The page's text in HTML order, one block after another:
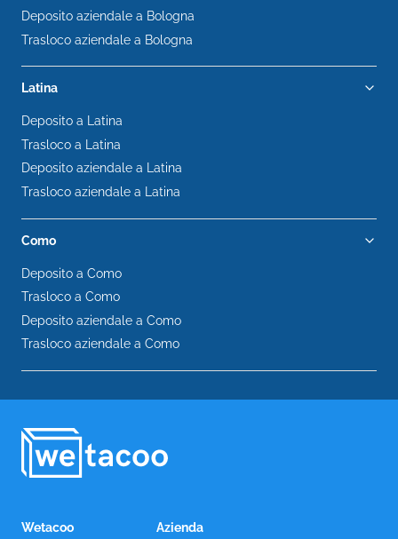
Deposito aziendale a Bologna
Trasloco aziendale a Bologna
Latina
Deposito a Latina
Trasloco a Latina
Deposito aziendale a Latina
Trasloco aziendale a Latina
Como
Deposito a Como
Trasloco a Como
Deposito aziendale a Como
Trasloco aziendale a Como
Wetacoo Azienda